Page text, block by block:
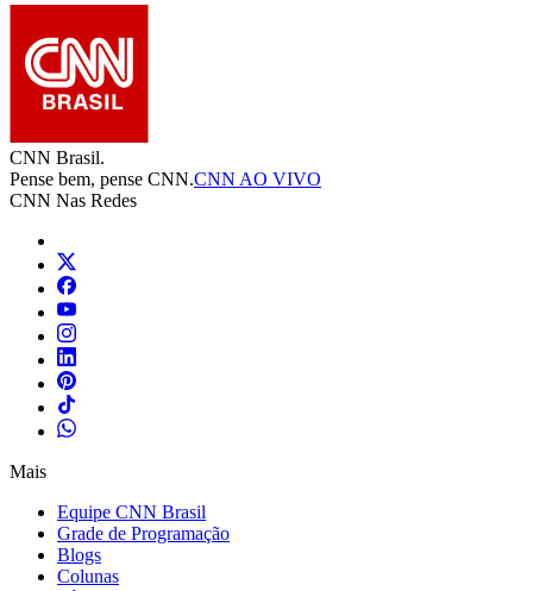
CNN Brasil.
Pense bem, pense CNN.CNN AO VIVO
CNN Nas Redes
Mais
Equipe CNN Brasil
Grade de Programação
Blogs
Colunas